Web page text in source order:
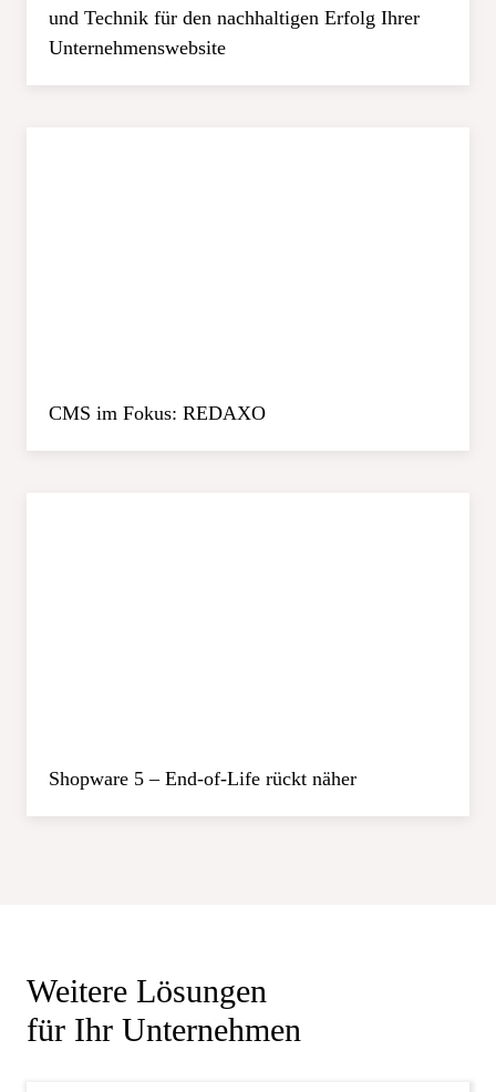
und Technik für den nachhaltigen Erfolg Ihrer
Unternehmenswebsite
CMS im Fokus: REDAXO
Shopware 5 – End-of-Life rückt näher
Weitere Lösungen
für Ihr Unternehmen